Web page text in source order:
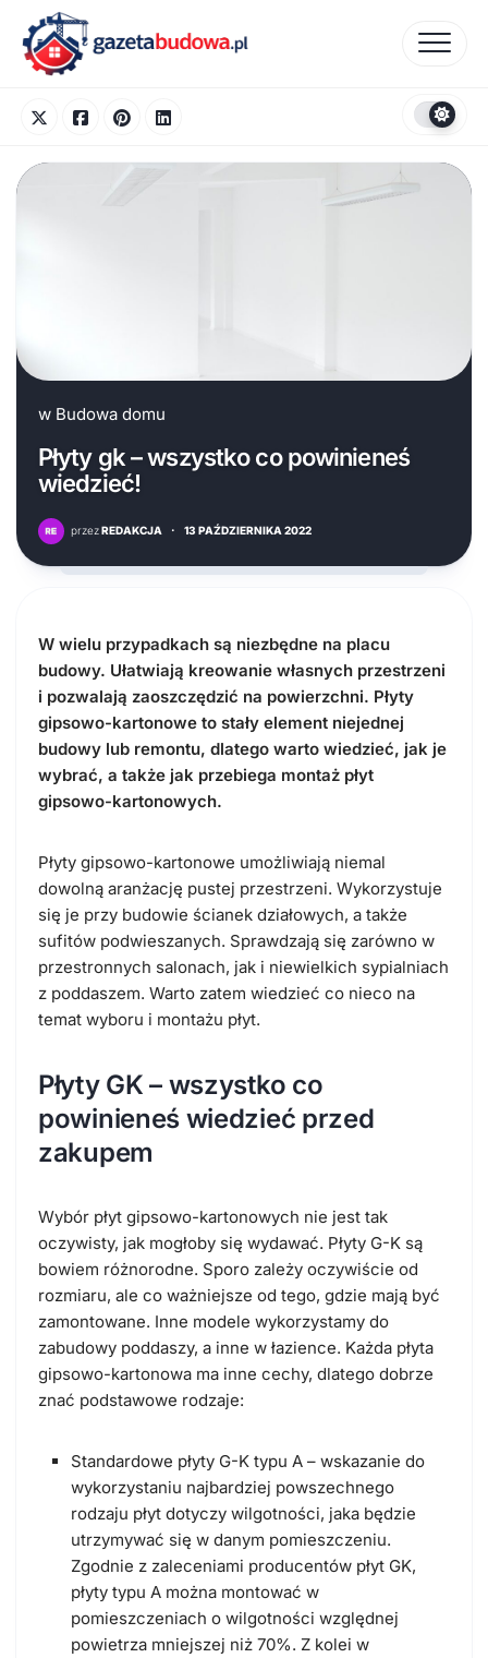
content
w Budowa domu
Płyty gk – wszystko co powinieneś
wiedzieć!
przezREDAKCJA · 13 PAŹDZIERNIKA 2022
W wielu przypadkach są niezbędne na placu
budowy. Ułatwiają kreowanie własnych przestrzeni
i pozwalają zaoszczędzić na powierzchni. Płyty
gipsowo-kartonowe to stały element niejednej
budowy lub remontu, dlatego warto wiedzieć, jak je
wybrać, a także jak przebiega montaż płyt
gipsowo-kartonowych.
Płyty gipsowo-kartonowe umożliwiają niemal
dowolną aranżację pustej przestrzeni. Wykorzystuje
się je przy budowie ścianek działowych, a także
sufitów podwieszanych. Sprawdzają się zarówno w
przestronnych salonach, jak i niewielkich sypialniach
z poddaszem. Warto zatem wiedzieć co nieco na
temat wyboru i montażu płyt.
Płyty GK – wszystko co
powinieneś wiedzieć przed
zakupem
Wybór płyt gipsowo-kartonowych nie jest tak
oczywisty, jak mogłoby się wydawać. Płyty G-K są
bowiem różnorodne. Sporo zależy oczywiście od
rozmiaru, ale co ważniejsze od tego, gdzie mają być
zamontowane. Inne modele wykorzystamy do
zabudowy poddaszy, a inne w łazience. Każda płyta
gipsowo-kartonowa ma inne cechy, dlatego dobrze
znać podstawowe rodzaje:
Standardowe płyty G-K typu A – wskazanie do
wykorzystaniu najbardziej powszechnego
rodzaju płyt dotyczy wilgotności, jaka będzie
utrzymywać się w danym pomieszczeniu.
Zgodnie z zaleceniami producentów płyt GK,
płyty typu A można montować w
pomieszczeniach o wilgotności względnej
powietrza mniejszej niż 70%. Z kolei w